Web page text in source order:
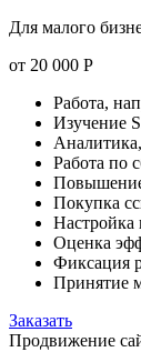
Для малого
от 20 000 Р
Работа,
Изучение
Работа по
Повышение
Покупка
Настройка
Оценка
Фиксация
Принятие
Заказать
Продвижение